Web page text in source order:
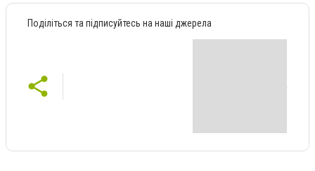
Поділіться та підписуйтесь на наші джерела